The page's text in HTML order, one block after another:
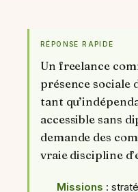
RÉPONSE RAPIDE
Un freelance
présence sociale
tant
accessible sans
demande des
vraie discipline
Missions :